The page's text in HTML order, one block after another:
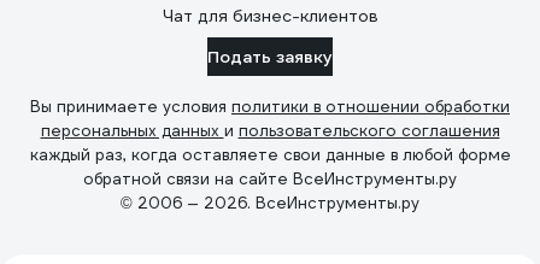
Чат для бизнес-клиентов
Подать заявку
Вы принимаете условия политики в отношении обработки
персональных данных и пользовательского соглашения
каждый раз, когда оставляете свои данные в любой форме
обратной связи на сайте ВсеИнструменты.ру
© 2006 — 2026. ВсеИнструменты.ру